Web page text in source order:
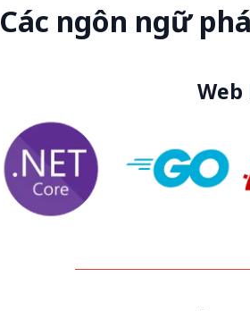
Các ngôn ngữ
Web